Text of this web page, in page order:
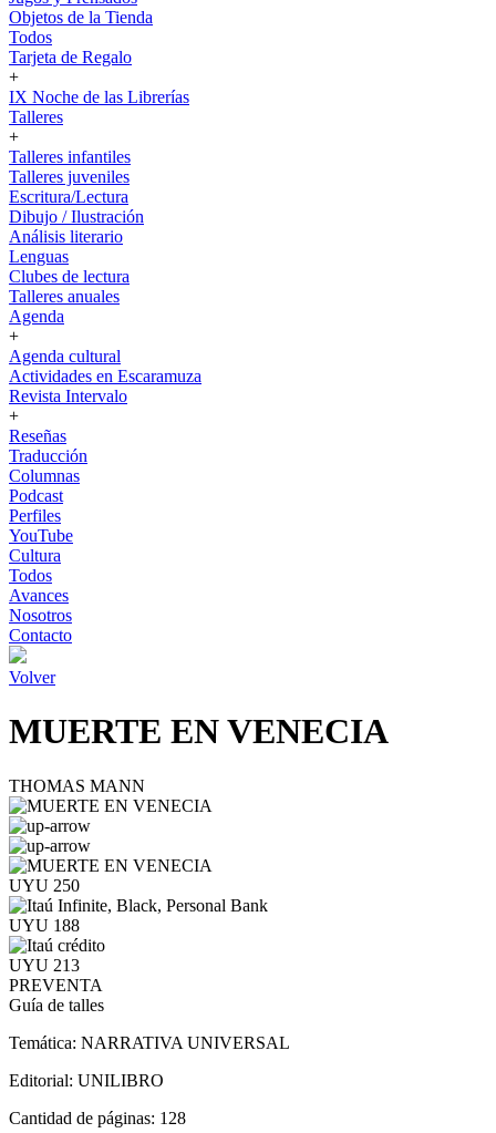
Objetos de la Tienda
Todos
Tarjeta de Regalo
+
IX Noche de las Librerías
Talleres
+
Talleres infantiles
Talleres juveniles
Escritura/Lectura
Dibujo / Ilustración
Análisis literario
Lenguas
Clubes de lectura
Talleres anuales
Agenda
+
Agenda cultural
Actividades en Escaramuza
Revista Intervalo
+
Reseñas
Traducción
Columnas
Podcast
Perfiles
YouTube
Cultura
Todos
Avances
Nosotros
Contacto
Volver
MUERTE EN VENECIA
THOMAS MANN
UYU 250
UYU 188
UYU 213
PREVENTA
Guía de talles
Temática: NARRATIVA UNIVERSAL
Editorial: UNILIBRO
Cantidad de páginas: 128